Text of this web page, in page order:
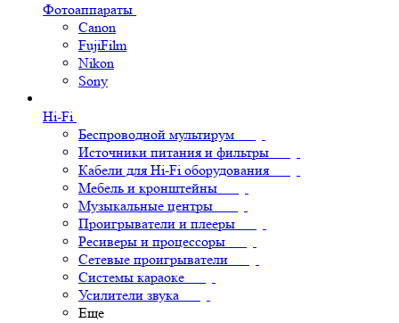
Фотоаппараты
Canon
FujiFilm
Nikon
Sony
Hi-Fi
Беспроводной мультирум
Источники питания и фильтры
Кабели для Hi-Fi оборудования
Мебель и кронштейны
Музыкальные центры
Проигрыватели и плееры
Ресиверы и процессоры
Сетевые проигрыватели
Системы караоке
Усилители звука
Еще